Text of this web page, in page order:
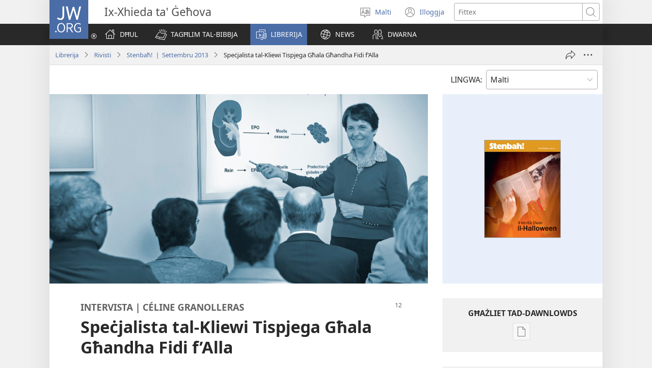
JW.ORG Ix-Xhieda ta' Ġeħova
Agħżel
il-
lingwa
Malti Illoggja
(opens
new
Fittex
DĦUL
TAGĦLIM TAL-BIBBJA LIBRERIJA NEWS DWARNA
Librerija Rivisti Stenbaħ! | Settembru 2013 Speċjalista tal-Kliewi Tispjega Għala Għandha Fidi f’Alla
LINGWA:
INTERVISTA | CÉLINE GRANOLLERAS
Speċjalista tal-Kliewi Tispjega Għala
Għandha Fidi f’Alla
GĦAŻLIET TAD-DAWNLOWDS
Għażliet